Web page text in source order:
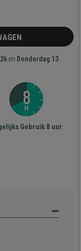
en Donderdag 13
Gebruik 8 uur